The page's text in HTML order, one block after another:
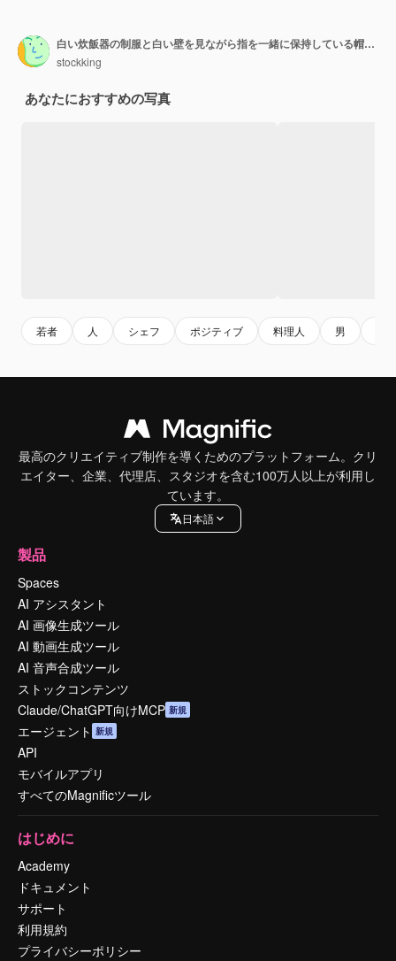
白い炊飯器の制服と白い壁を見ながら指を一緒に保持している帽子を身に着けている前向きな若いひげを生やしたシェフの男手ジェスチャー
stockking
あなたにおすすめの写真
若者 人 シェフ ポジティブ 料理人 男
最高のクリエイティブ制作を導くためのプラットフォーム。クリ
エイター、企業、代理店、スタジオを含む100万人以上が利用し
ています。
日本語
製品
Spaces
AI アシスタント
AI 画像生成ツール
AI 動画生成ツール
AI 音声合成ツール
ストックコンテンツ
Claude/ChatGPT向けMCP 新規
エージェント 新規
API
モバイルアプリ
すべてのMagnificツール
はじめに
Academy
ドキュメント
サポート
利用規約
プライバシーポリシー